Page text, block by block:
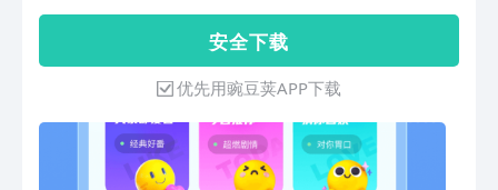
安 全 下 载
优先用豌豆荚APP下载